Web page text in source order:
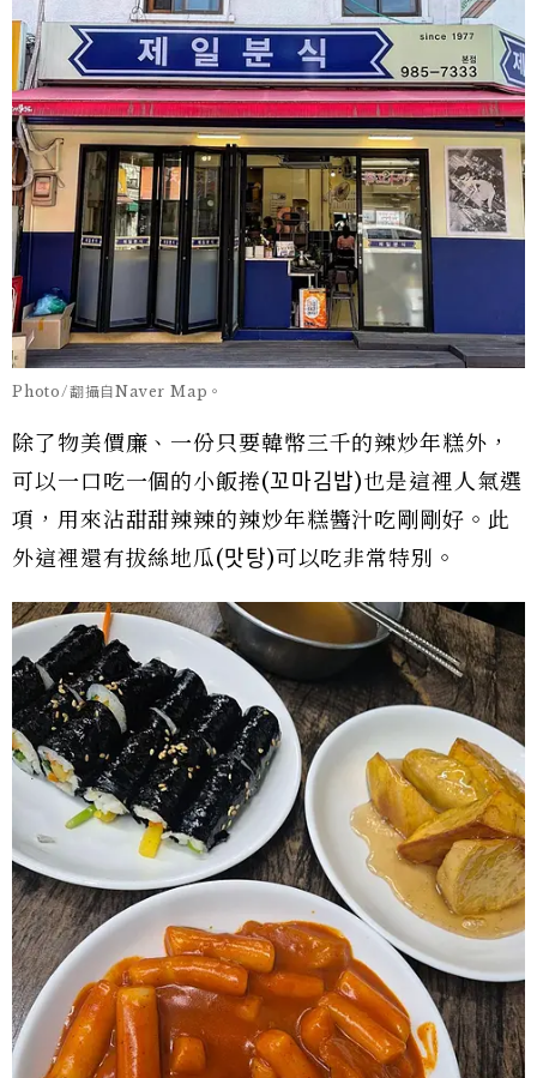
Photo/翻攝自Naver Map。
除了物美價廉、一份只要韓幣三千的辣炒年糕外，
可以一口吃一個的小飯捲(꼬마김밥)也是這裡人氣選
項，用來沾甜甜辣辣的辣炒年糕醬汁吃剛剛好。此
外這裡還有拔絲地瓜(맛탕)可以吃非常特別。